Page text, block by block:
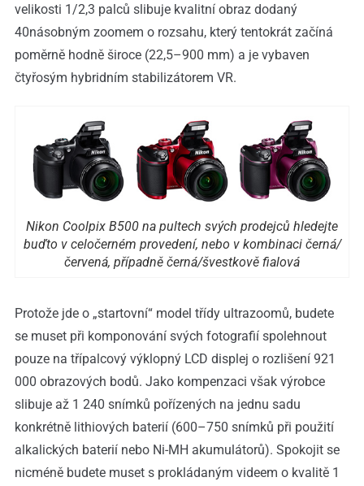
velikosti 1/2,3 palců slibuje kvalitní obraz dodaný
40násobným zoomem o rozsahu, který tentokrát začíná
poměrně hodně široce (22,5–900 mm) a je vybaven
čtyřosým hybridním stabilizátorem VR.
Nikon Coolpix B500 na pultech svých prodejců hledejte
buďto v celočerném provedení, nebo v kombinaci černá/
červená, případně černá/švestkově fialová
Protože jde o „startovní“ model třídy ultrazoomů, budete
se muset při komponování svých fotografií spolehnout
pouze na třípalcový výklopný LCD displej o rozlišení 921
000 obrazových bodů. Jako kompenzaci však výrobce
slibuje až 1 240 snímků pořízených na jednu sadu
konkrétně lithiových baterií (600–750 snímků při použití
alkalických baterií nebo Ni-MH akumulátorů). Spokojit se
nicméně budete muset s prokládaným videem o kvalitě 1